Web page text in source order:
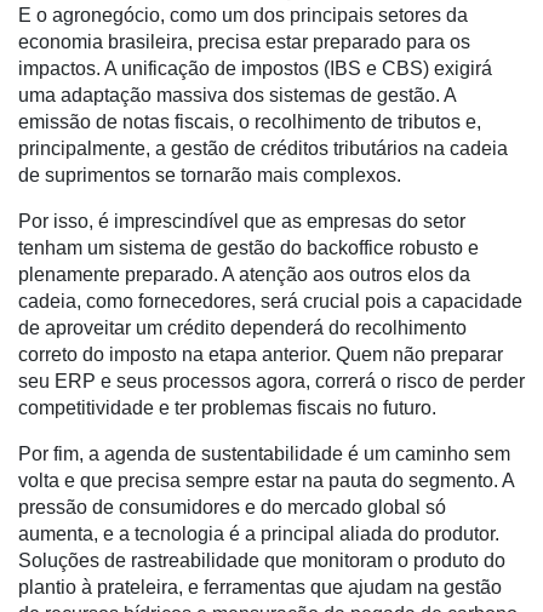
Tecnologia
para
Recursos
Hídricos
Membros
Netrin
Néctar
Tecprime
Agro
Lean
Consulting
Manager
ONE
CHB
E o agronegócio, como um dos principais setores da
economia brasileira, precisa estar preparado para os
impactos. A unificação de impostos (IBS e CBS) exigirá
uma adaptação massiva dos sistemas de gestão. A
emissão de notas fiscais, o recolhimento de tributos e,
principalmente, a gestão de créditos tributários na cadeia
de suprimentos se tornarão mais complexos.
Por isso, é imprescindível que as empresas do setor
tenham um sistema de gestão do backoffice robusto e
plenamente preparado. A atenção aos outros elos da
cadeia, como fornecedores, será crucial pois a capacidade
de aproveitar um crédito dependerá do recolhimento
correto do imposto na etapa anterior. Quem não preparar
seu ERP e seus processos agora, correrá o risco de perder
competitividade e ter problemas fiscais no futuro.
Por fim, a agenda de sustentabilidade é um caminho sem
volta e que precisa sempre estar na pauta do segmento. A
pressão de consumidores e do mercado global só
aumenta, e a tecnologia é a principal aliada do produtor.
Soluções de rastreabilidade que monitoram o produto do
plantio à prateleira, e ferramentas que ajudam na gestão